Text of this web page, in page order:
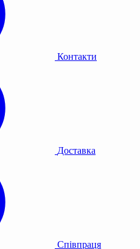
Контакти
Доставка
Співпраця